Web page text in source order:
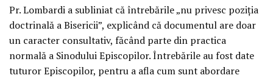
Pr. Lombardi a subliniat că întrebările „nu privesc poziţia
doctrinală a Bisericii”, explicând că documentul are doar
un caracter consultativ, făcând parte din practica
normală a Sinodului Episcopilor. Întrebările au fost date
tuturor Episcopilor, pentru a afla cum sunt abordare